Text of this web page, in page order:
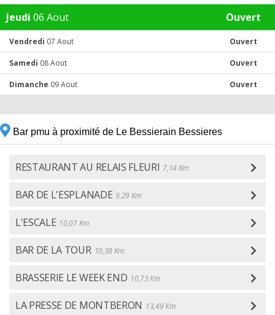
Jeudi 06 Aout Ouvert
Vendredi 07 Aout Ouvert
Samedi 08 Aout Ouvert
Dimanche 09 Aout Ouvert
Bar pmu à proximité de Le Bessierain Bessieres
RESTAURANT AU RELAIS FLEURI 7,14 Km
BAR DE L'ESPLANADE 9,29 Km
L'ESCALE 10,07 Km
BAR DE LA TOUR 10,38 Km
BRASSERIE LE WEEK END 10,73 Km
LA PRESSE DE MONTBERON 13,49 Km